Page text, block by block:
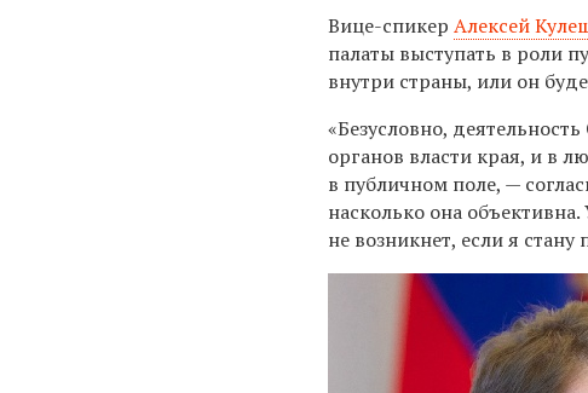
Вице-спикерАлексей
палаты выступать в роли
внутри страны, или он
«Безусловно,
органов власти края, и в
в публичном поле, —
насколько она
не возникнет, если я стану